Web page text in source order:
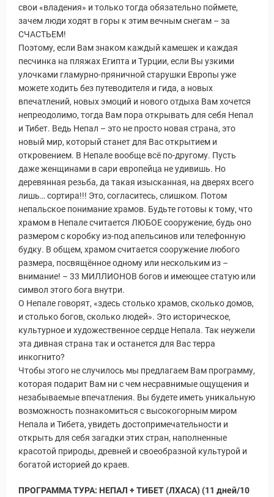
свои «владения» и только тогда обязательно поймете,
зачем люди ходят в горы к этим вечным снегам – за
СЧАСТЬЕМ!
Поэтому, если Вам знаком каждый камешек и каждая
песчинка на пляжах Египта и Турции, если Вы узкими
улочками гламурно-пряничной старушки Европы уже
можете ходить без путеводителя и гида, а новых
впечатлений, новых эмоций и нового отдыха Вам хочется
непреодолимо, тогда Вам пора открывать для себя Непал
и Тибет. Ведь Непал – это не просто новая страна, это
новый мир, который станет для Вас открытием и
откровением. В Непале вообще всё по-другому. Пусть
даже женщинами в сари европейца не удивишь. Но
деревянная резьба, да такая изысканная, на дверях всего
лишь… сортира!!! Это, согласитесь, слишком. Потом
непальское понимание храмов. Будьте готовы к тому, что
храмом в Непале считается ЛЮБОЕ сооружение, будь оно
размером с коробку из-под апельсинов или телефонную
будку. В общем, храмом считается сооружение любого
размера, посвящённое одному или нескольким из –
внимание! – 33 МИЛЛИОНОВ богов и имеющее статую или
символ этого бога внутри.
О Непале говорят, «здесь столько храмов, сколько домов,
и столько богов, сколько людей». Это историческое,
культурное и художественное сердце Непала. Так неужели
эта дивная страна так и останется для Вас терра
инкогнито?
Чтобы этого не случилось мы предлагаем Вам программу,
которая подарит Вам ни с чем несравнимые ощущения и
незабываемые впечатления. Вы будете иметь уникальную
возможность познакомиться с высокогорным миром
Непала и Тибета, увидеть достопримечательности и
открыть для себя загадки этих стран, наполненные
красотой природы, древней и своеобразной культурой и
богатой историей до краев.
ПРОГРАММА ТУРА: НЕПАЛ + ТИБЕТ (ЛХАСА) (11 дней/10